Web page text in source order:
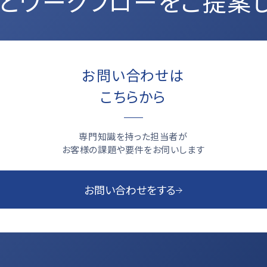
お問い合わせは
こちらから
専門知識を持った担当者が
お客様の課題や要件をお伺いします
お問い合わせをする